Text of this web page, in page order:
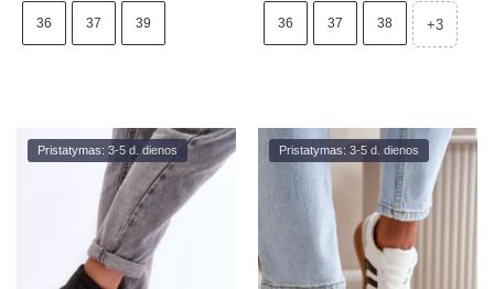
36 37 39 36 37 38 +3
Pristatymas: 3-5 d. dienos Pristatymas: 3-5 d. dienos